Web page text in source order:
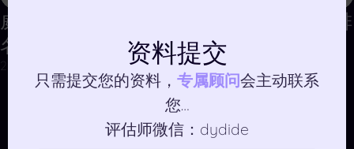
威登 Monogram 循环 MM M51146 AB 排
名
2025年12月28日 资料提交
只需提交您的资料， 专属顾问会主动联系
您…
评估师微信：dydide